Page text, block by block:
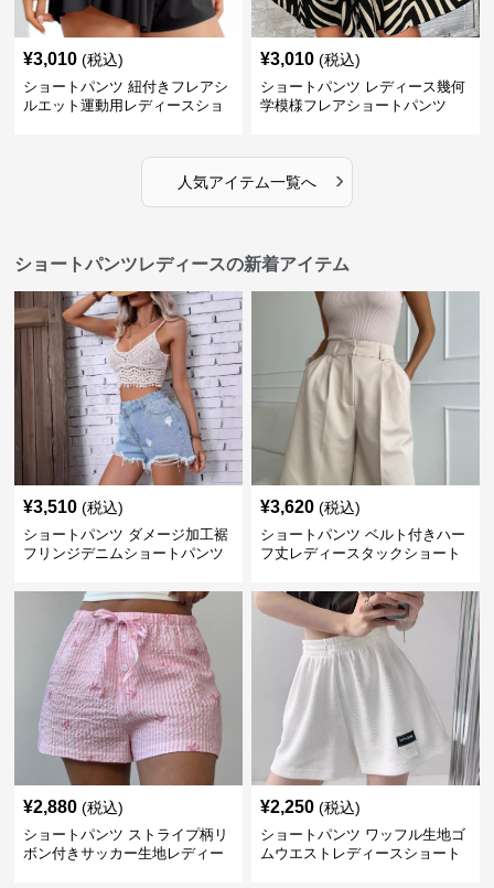
¥3,010 (税込)
ショートパンツ 紐付きフレアシ
ルエット運動用レディースショ
¥3,010 (税込)
ショートパンツ レディース幾何
学模様フレアショートパンツ
人気アイテム一覧へ ›
ショートパンツレディースの新着アイテム
¥3,510 (税込)
ショートパンツ ダメージ加工裾
フリンジデニムショートパンツ
¥3,620 (税込)
ショートパンツ ベルト付きハー
フ丈レディースタックショート
¥2,880 (税込)
ショートパンツ ストライプ柄リ
ボン付きサッカー生地レディー
¥2,250 (税込)
ショートパンツ ワッフル生地ゴ
ムウエストレディースショート